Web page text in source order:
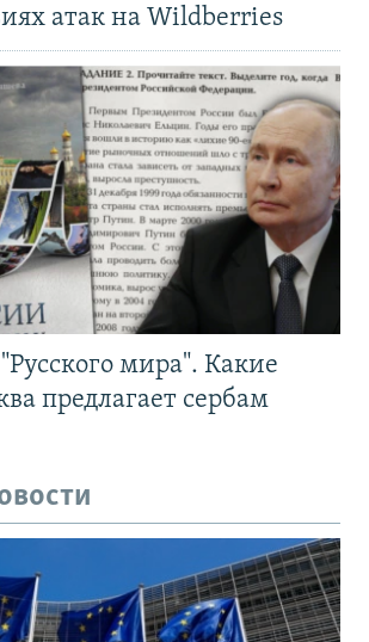
атак на Wildberries
мира". Какие
предлагает сербам